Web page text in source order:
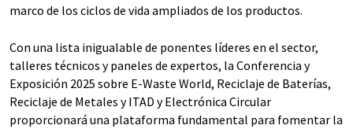
marco de los ciclos de vida ampliados de los productos.
Con una lista inigualable de ponentes líderes en el sector,
talleres técnicos y paneles de expertos, la Conferencia y
Exposición 2025 sobre E-Waste World, Reciclaje de Baterías,
Reciclaje de Metales y ITAD y Electrónica Circular
proporcionará una plataforma fundamental para fomentar la